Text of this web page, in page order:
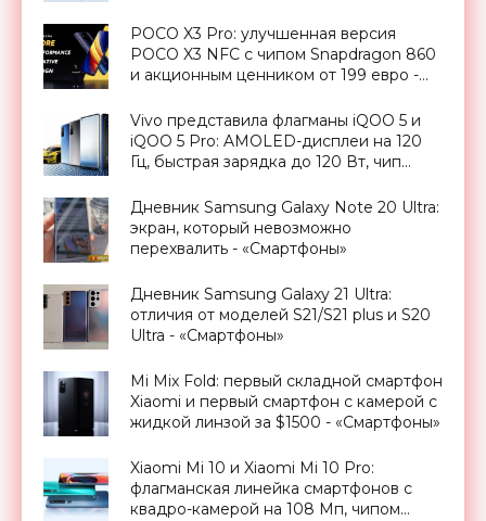
зарядкой на 55 Вт и ценник от $612 -
«Смартфоны»
POCO X3 Pro: улучшенная версия
POCO X3 NFC с чипом Snapdragon 860
и акционным ценником от 199 евро -
Vivo представила флагманы iQOO 5 и
iQOO 5 Pro: AMOLED-дисплеи на 120
Гц, быстрая зарядка до 120 Вт, чип
«Смартфоны»
Дневник Samsung Galaxy Note 20 Ultra:
экран, который невозможно
перехвалить - «Смартфоны»
Дневник Samsung Galaxy 21 Ultra:
отличия от моделей S21/S21 plus и S20
Ultra - «Смартфоны»
Mi Mix Fold: первый складной смартфон
Xiaomi и первый смартфон с камерой с
жидкой линзой за $1500 - «Смартфоны»
Xiaomi Mi 10 и Xiaomi Mi 10 Pro:
флагманская линейка смартфонов с
квадро-камерой на 108 Мп, чипом